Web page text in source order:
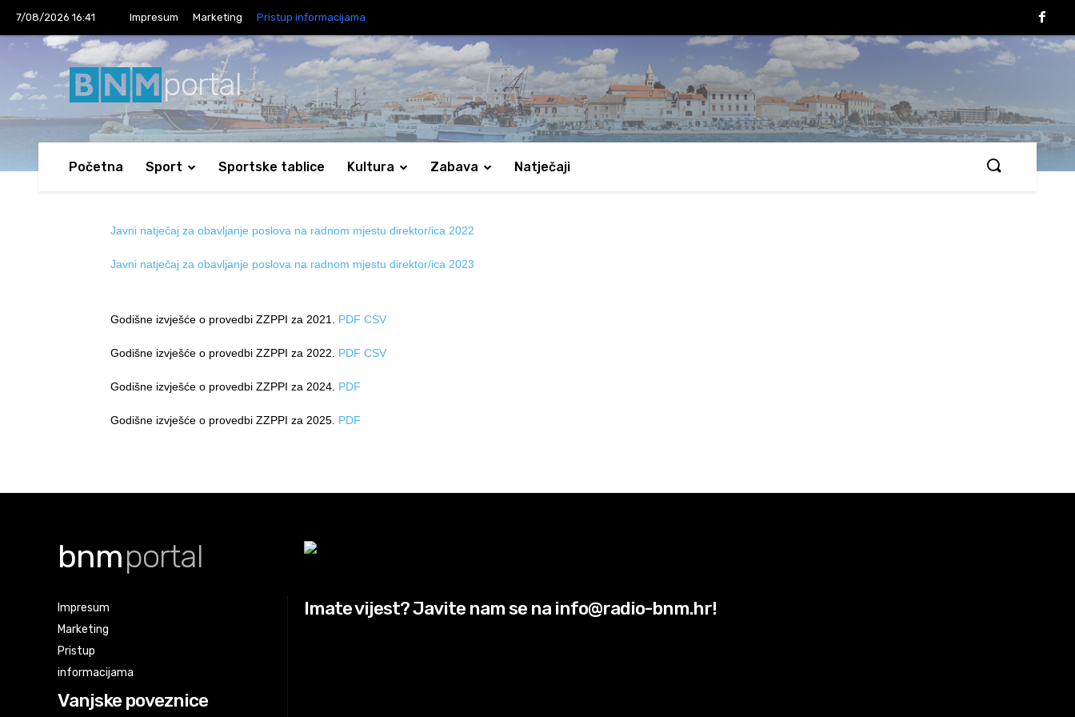
7/08/2026 16:41 Impresum Marketing Pristup informacijama
portal
Početna Sport Sportske tablice Kultura Zabava Natječaji
Javni natječaj za obavljanje poslova na radnom mjestu direktor/ica 2022
Javni natječaj za obavljanje poslova na radnom mjestu direktor/ica 2023
Godišne izvješće o provedbi ZZPPI za 2021. PDF CSV
Godišne izvješće o provedbi ZZPPI za 2022. PDF CSV
Godišne izvješće o provedbi ZZPPI za 2024. PDF
Godišne izvješće o provedbi ZZPPI za 2025. PDF
bnmportal
Impresum
Marketing
Pristup
informacijama
Vanjske poveznice
Imate vijest? Javite nam se na info@radio-bnm.hr!